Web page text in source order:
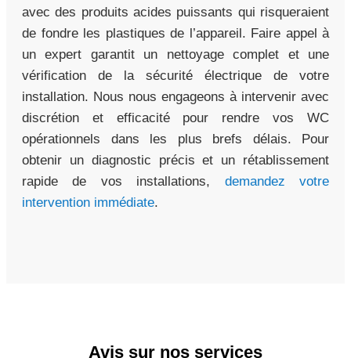
avec des produits acides puissants qui risqueraient
de fondre les plastiques de l’appareil. Faire appel à
un expert garantit un nettoyage complet et une
vérification de la sécurité électrique de votre
installation. Nous nous engageons à intervenir avec
discrétion et efficacité pour rendre vos WC
opérationnels dans les plus brefs délais. Pour
obtenir un diagnostic précis et un rétablissement
rapide de vos installations, demandez votre
intervention immédiate.
Avis sur nos services